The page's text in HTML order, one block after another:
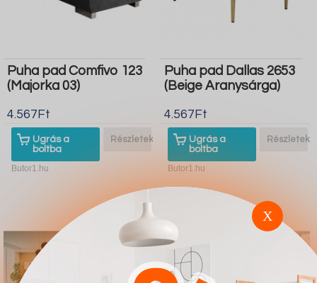
Puha pad Comfivo 123
(Majorka 03)
4.567Ft
Ugrás a
boltba
Részletek
Butor1.hu
Puha pad Dallas 2653
(Beige Aranysárga)
4.567Ft
Ugrás a
boltba
Részletek
Butor1.hu
X